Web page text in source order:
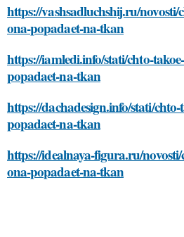
https://vashsadluchshij.ru/
ona-popadaet-na-tkan
https://iamledi.info/stati/chto-
popadaet-na-tkan
https://dachadesign.info/stati/
popadaet-na-tkan
https://idealnaya-figura.ru/
ona-popadaet-na-tkan